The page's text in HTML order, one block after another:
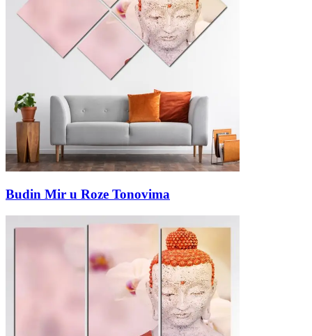
Budin Mir u Roze Tonovima